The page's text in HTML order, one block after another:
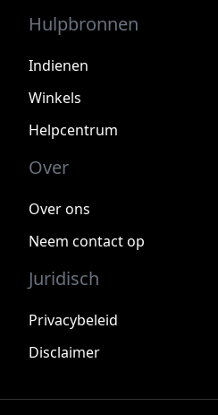
Hulpbronnen
Indienen
Winkels
Helpcentrum
Over
Over ons
Neem contact op
Juridisch
Privacybeleid
Disclaimer